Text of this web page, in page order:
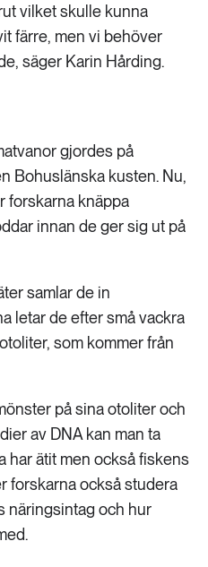
vilket skulle kunna
färre, men vi behöver
säger Karin Hårding.
gjordes på
Bohuslänska kusten. Nu,
forskarna knäppa
innan de ger sig ut på
samlar de in
letar de efter små vackra
som kommer från
på sina otoliter och
av DNA kan man ta
har ätit men också fiskens
forskarna också studera
näringsintag och hur